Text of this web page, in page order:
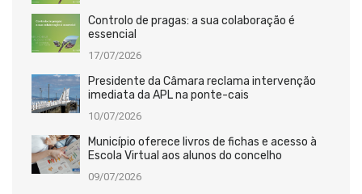
Controlo de pragas: a sua colaboração é
essencial
17/07/2026
Presidente da Câmara reclama intervenção
imediata da APL na ponte-cais
10/07/2026
Município oferece livros de fichas e acesso à
Escola Virtual aos alunos do concelho
09/07/2026